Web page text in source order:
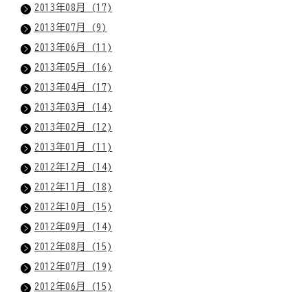
2013年08月 (17)
2013年07月 (9)
2013年06月 (11)
2013年05月 (16)
2013年04月 (17)
2013年03月 (14)
2013年02月 (12)
2013年01月 (11)
2012年12月 (14)
2012年11月 (18)
2012年10月 (15)
2012年09月 (14)
2012年08月 (15)
2012年07月 (19)
2012年06月 (15)